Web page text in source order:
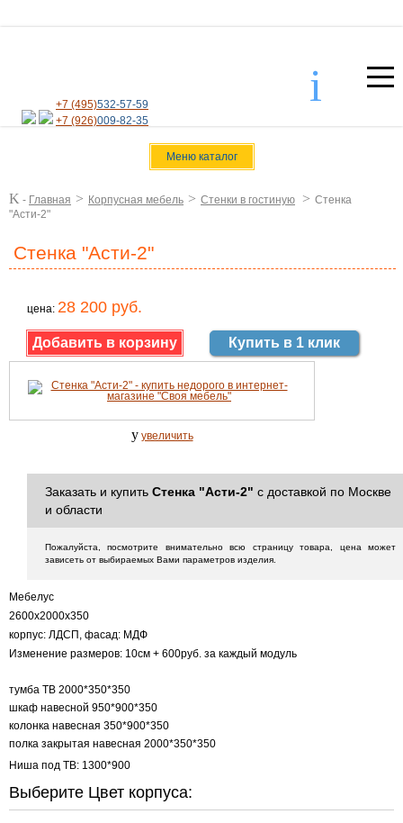
+7 (495)532-57-59
+7 (926)009-82-35
i
Меню каталог
K - Главная > Корпусная мебель > Стенки в гостиную > Стенка
"Асти-2"
Стенка "Асти-2"
цена: 28 200 руб.
Купить в 1 клик
y увеличить
Заказать и купить Стенка "Асти-2" с доставкой по Москве
и области
Пожалуйста, посмотрите внимательно всю страницу товара, цена может
зависеть от выбираемых Вами параметров изделия.
Мебелус
2600х2000х350
корпус: ЛДСП, фасад: МДФ
Изменение размеров: 10см + 600руб. за каждый модуль
тумба ТВ 2000*350*350
шкаф навесной 950*900*350
колонка навесная 350*900*350
полка закрытая навесная 2000*350*350
Ниша под ТВ: 1300*900
Выберите Цвет корпуса: